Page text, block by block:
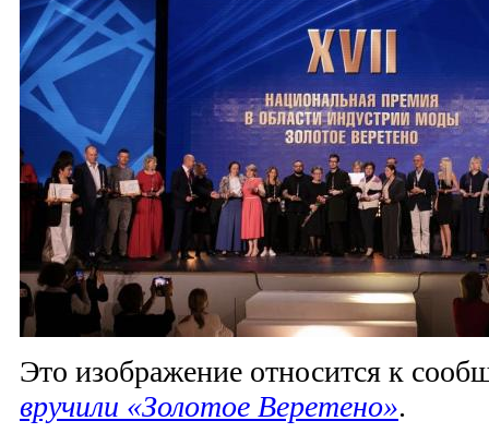
Это изображение относится к
вручили «Золотое Веретено».